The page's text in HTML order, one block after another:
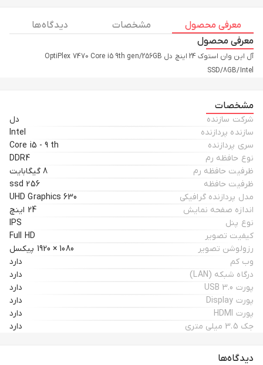
معرفی محصول مشخصات
دیدگاه ها
معرفی محصول
آل این وان استوک 24 اینچ دل OptiPlex 7470 Core i5 9th gen/256GB
SSD/8GB/Intel
مشخصات
شرکت سازنده
دل
سازنده پردازنده
Intel
سری پردازنده
Core i5 - 9 th
نوع حافظه رم
DDR4
ظرفیت حافظه رم
8 گیگابایت
ظرفیت حافظه
256 ssd
مدل پردازنده گرافیکی
UHD Graphics 630
اندازه صفحه نمایش
24 اینچ
نوع پنل
IPS
کیفیت تصویر
Full HD
رزولوشن تصویر
1080 × 1920 پیکسل
وب کم
دارد
درگاه شبکه (LAN)
دارد
پورت USB 3.0
دارد
پورت Display
دارد
پورت HDMI
دارد
جک 3.5 میلی متری
دارد
دیدگاه‌ها